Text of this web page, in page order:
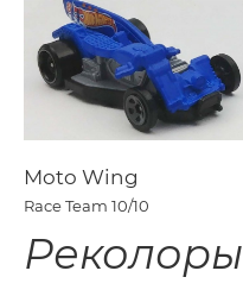
Moto Wing
Race Team 10/10
Реколоры